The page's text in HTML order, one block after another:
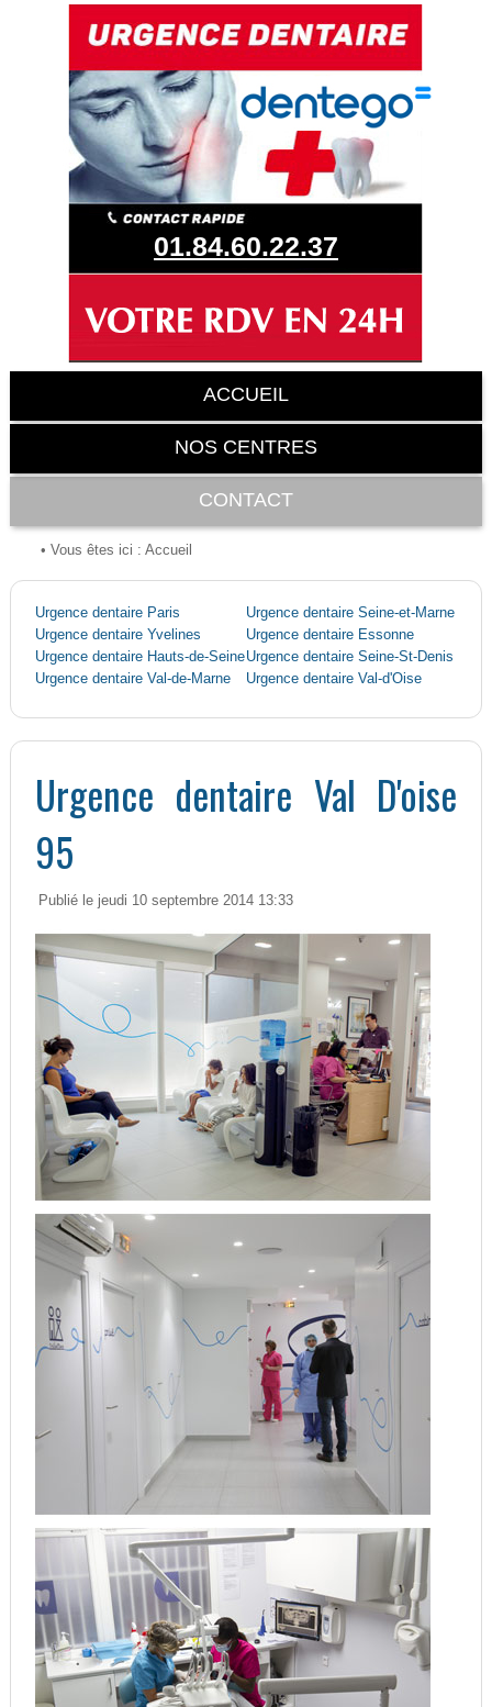
01.84.60.22.37
ACCUEIL
NOS CENTRES
CONTACT
• Vous êtes ici : Accueil
Urgence dentaire Paris
Urgence dentaire Seine-et-Marne
Urgence dentaire Yvelines
Urgence dentaire Essonne
Urgence dentaire Hauts-de-SeineUrgence dentaire Seine-St-Denis
Urgence dentaire Val-de-Marne
Urgence dentaire Val-d'Oise
Urgence dentaire Val D'oise
95
Publié le jeudi 10 septembre 2014 13:33